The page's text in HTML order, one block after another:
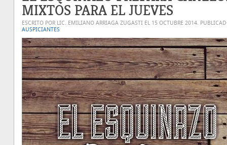
MIXTOS PARA EL JUEVES
ESCRITO POR LIC. EMILIANO ARRIAGA ZUGASTI EL 15 OCTUBRE 2014.
AUSPICIANTES